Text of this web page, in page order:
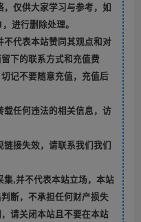
仅供大家学习与参考，如
进行删除处理。
代表本站赞同其观点和对
下的联系方式和充值费
记不要随意充值，充值后
任何违法的相关信息，访
接失效，请联系我们我们
,并不代表本站立场，本站
断，不承担任何财产损失
请关闭本站且不要在本站